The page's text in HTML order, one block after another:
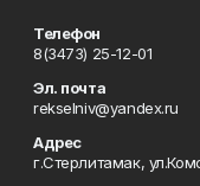
Телефон
8(3473) 25-12-01
Эл. почта
rekselniv@yandex.ru
Адрес
г.Стерлитамак,